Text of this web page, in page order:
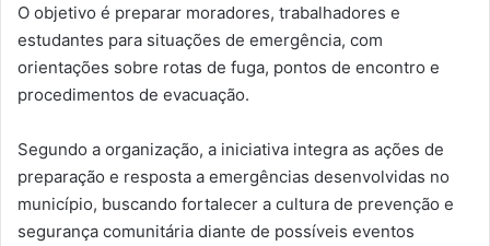
O objetivo é preparar moradores, trabalhadores e
estudantes para situações de emergência, com
orientações sobre rotas de fuga, pontos de encontro e
procedimentos de evacuação.
Segundo a organização, a iniciativa integra as ações de
preparação e resposta a emergências desenvolvidas no
município, buscando fortalecer a cultura de prevenção e
segurança comunitária diante de possíveis eventos